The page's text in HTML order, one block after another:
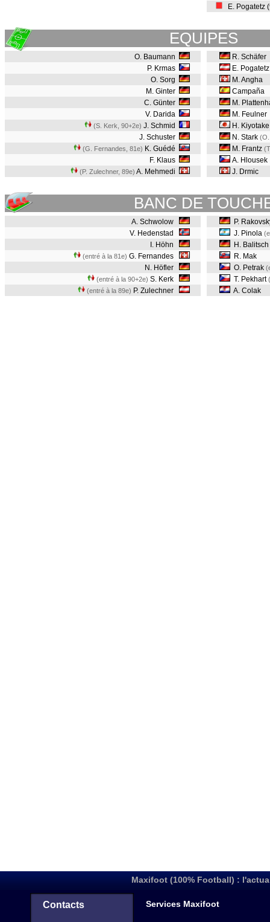
E. Pogatetz
EQUIPES
O. Baumann
P. Krmas
O. Sorg
M. Ginter
C. Günter
V. Darida
(S. Kerk, 90+2e) J. Schmid
J. Schuster
(G. Fernandes, 81e) K. Guédé
F. Klaus
(P. Zulechner, 89e) A. Mehmedi
R. Schäfer
E. Pogatetz
M. Angha
Campaña
M.
M. Feulner
H. Kiyotake
N. Stark (O.
M. Frantz
A. Hlousek
J. Drmic
BANC DE
A. Schwolow
V. Hedenstad
I. Höhn
(entré à la 81e) G. Fernandes
N. Höfler
(entré à la 90+2e) S. Kerk
(entré à la 89e) P. Zulechner
P.
J. Pinola
H. Balitsch
R. Mak
O. Petrak
T. Pekhart
A. Colak
Maxifoot (100% Football) :
Contacts Services Maxifoot